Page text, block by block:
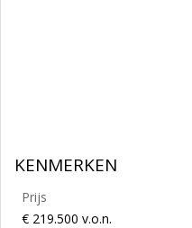
KENMERKEN
Prijs
€ 219.500 v.o.n.